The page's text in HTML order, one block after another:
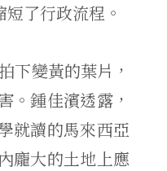
了行政流程。
下變黃的葉片，
。鍾佳濱透露，
就讀的馬來西亞
龐大的土地上應